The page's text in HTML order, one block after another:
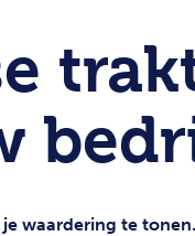
waardering te tonen.